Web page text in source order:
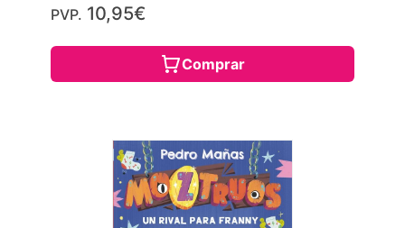
PVP. 10,95€
Comprar